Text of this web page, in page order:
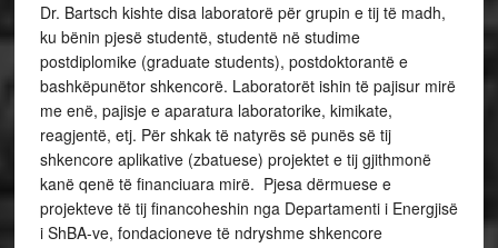
Dr. Bartsch kishte disa laboratorë për grupin e tij të madh,
ku bënin pjesë studentë, studentë në studime
postdiplomike (graduate students), postdoktorantë e
bashkëpunëtor shkencorë. Laboratorët ishin të pajisur mirë
me enë, pajisje e aparatura laboratorike, kimikate,
reagjentë, etj. Për shkak të natyrës së punës së tij
shkencore aplikative (zbatuese) projektet e tij gjithmonë
kanë qenë të financiuara mirë. Pjesa dërmuese e
projekteve të tij financoheshin nga Departamenti i Energjisë
i ShBA-ve, fondacioneve të ndryshme shkencore